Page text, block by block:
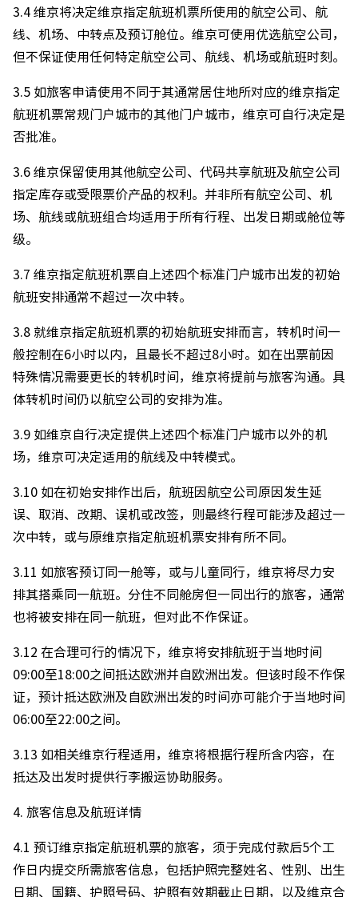
3.4 维京将决定维京指定航班机票所使用的航空公司、航
线、机场、中转点及预订舱位。维京可使用优选航空公司，
但不保证使用任何特定航空公司、航线、机场或航班时刻。
3.5 如旅客申请使用不同于其通常居住地所对应的维京指定
航班机票常规门户城市的其他门户城市，维京可自行决定是
否批准。
3.6 维京保留使用其他航空公司、代码共享航班及航空公司
指定库存或受限票价产品的权利。并非所有航空公司、机
场、航线或航班组合均适用于所有行程、出发日期或舱位等
级。
3.7 维京指定航班机票自上述四个标准门户城市出发的初始
航班安排通常不超过一次中转。
3.8 就维京指定航班机票的初始航班安排而言，转机时间一
般控制在6小时以内，且最长不超过8小时。如在出票前因
特殊情况需要更长的转机时间，维京将提前与旅客沟通。具
体转机时间仍以航空公司的安排为准。
3.9 如维京自行决定提供上述四个标准门户城市以外的机
场，维京可决定适用的航线及中转模式。
3.10 如在初始安排作出后，航班因航空公司原因发生延
误、取消、改期、误机或改签，则最终行程可能涉及超过一
次中转，或与原维京指定航班机票安排有所不同。
3.11 如旅客预订同一舱等，或与儿童同行，维京将尽力安
排其搭乘同一航班。分住不同舱房但一同出行的旅客，通常
也将被安排在同一航班，但对此不作保证。
3.12 在合理可行的情况下，维京将安排航班于当地时间
09:00至18:00之间抵达欧洲并自欧洲出发。但该时段不作保
证，预计抵达欧洲及自欧洲出发的时间亦可能介于当地时间
06:00至22:00之间。
3.13 如相关维京行程适用，维京将根据行程所含内容，在
抵达及出发时提供行李搬运协助服务。
4. 旅客信息及航班详情
4.1 预订维京指定航班机票的旅客，须于完成付款后5个工
作日内提交所需旅客信息，包括护照完整姓名、性别、出生
日期、国籍、护照号码、护照有效期截止日期，以及维京合